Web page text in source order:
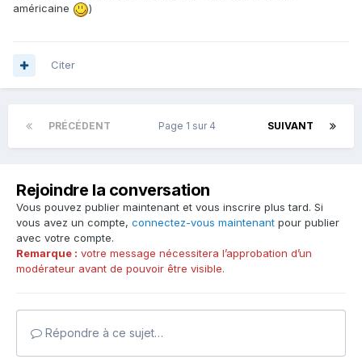
américaine
)
Citer
PRÉCÉDENT SUIVANT
Page 1 sur 4
Rejoindre la conversation
Vous pouvez publier maintenant et vous inscrire plus tard. Si
vous avez un compte, connectez-vous maintenant pour publier
avec votre compte.
Remarque : votre message nécessitera l’approbation d’un
modérateur avant de pouvoir être visible.
Répondre à ce sujet…